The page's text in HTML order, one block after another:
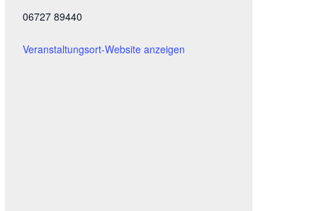
06727 89440
Veranstaltungsort-Website anzeigen